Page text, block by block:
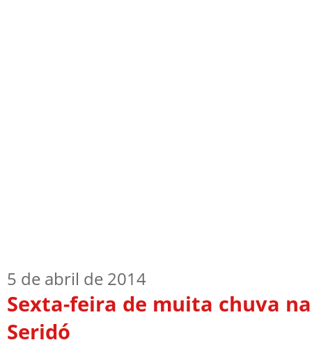
5 de abril de 2014
Sexta-feira de muita chuva
Seridó